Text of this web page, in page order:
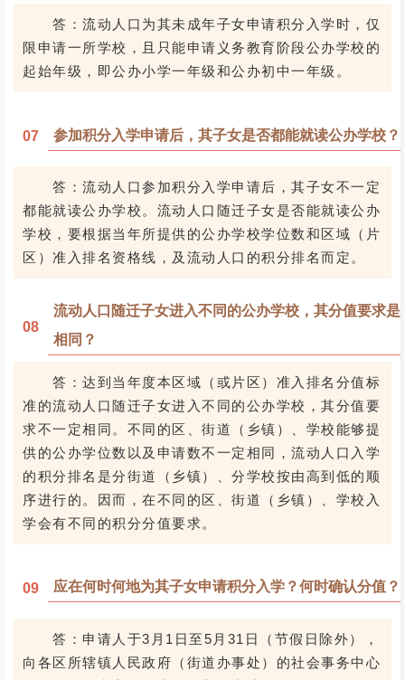
答：流动人口为其未成年子女申请积分入学时，仅
限申请一所学校，且只能申请义务教育阶段公办学校的
起始年级，即公办小学一年级和公办初中一年级。
07 参加积分入学申请后，其子女是否都能就读公办学校？
答：流动人口参加积分入学申请后，其子女不一定
都能就读公办学校。流动人口随迁子女是否能就读公办
学校，要根据当年所提供的公办学校学位数和区域（片
区）准入排名资格线，及流动人口的积分排名而定。
08
流动人口随迁子女进入不同的公办学校，其分值要求是
相同？
答：达到当年度本区域（或片区）准入排名分值标
准的流动人口随迁子女进入不同的公办学校，其分值要
求不一定相同。不同的区、街道（乡镇）、学校能够提
供的公办学位数以及申请数不一定相同，流动人口入学
的积分排名是分街道（乡镇）、分学校按由高到低的顺
序进行的。因而，在不同的区、街道（乡镇）、学校入
学会有不同的积分分值要求。
09 应在何时何地为其子女申请积分入学？何时确认分值？
答：申请人于3月1日至5月31日（节假日除外），
向各区所辖镇人民政府（街道办事处）的社会事务中心